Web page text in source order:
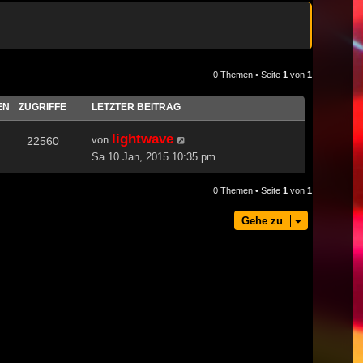
0 Themen • Seite 1 von 1
ZUGRIFFE LETZTER BEITRAG
22560 von lightwave
Sa 10 Jan, 2015 10:35 pm
0 Themen • Seite 1 von 1
Gehe zu